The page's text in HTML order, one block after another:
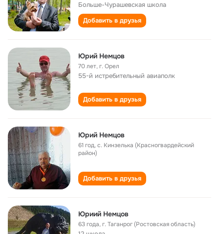
Больше-Чурашевская школа
Добавить в друзья
Юрий Немцов
70 лет,г. Орел
55-й истребительный авиаполк
Добавить в друзья
Юрий Немцов
61 год,с. Кинзелька (Красногвардейский
район)
Добавить в друзья
Юриий Немцов
63 года,г. Таганрог (Ростовская область)